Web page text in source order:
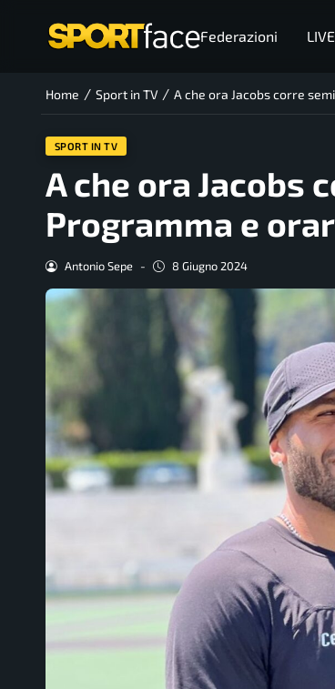
Federazioni LIVE
Home / Sport in TV / A che ora Jacobs corre
SPORT IN TV
A che ora Jacobs
Programma e
Antonio Sepe - 8 Giugno 2024